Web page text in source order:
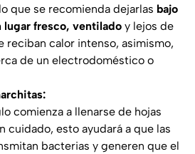
que se recomienda dejarlas bajo
lugar fresco, ventilado y lejos de
reciban calor intenso, asimismo,
de un electrodoméstico o
comienza a llenarse de hojas
cuidado, esto ayudará a que las
bacterias y generen que el